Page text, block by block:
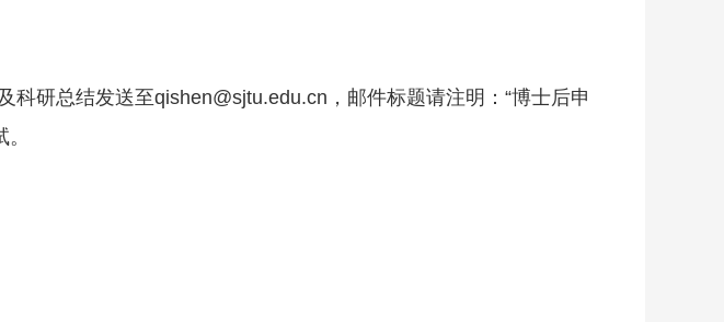
研总结发送至qishen@sjtu.edu.cn，邮件标题请注明：“博士后申